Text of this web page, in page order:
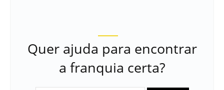
Quer ajuda para encontrar
a franquia certa?